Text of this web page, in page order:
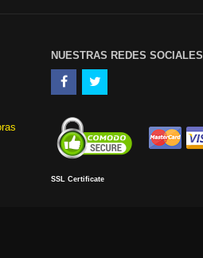
NUESTRAS REDES SOCIALES
SSL Certificate